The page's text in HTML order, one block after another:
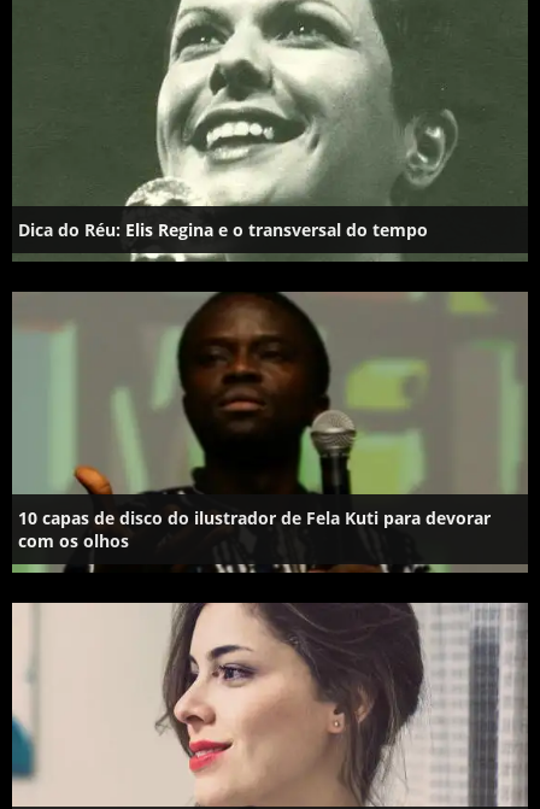
Dica do Réu: Elis Regina e o transversal do tempo
10 capas de disco do ilustrador de Fela Kuti para devorar
com os olhos